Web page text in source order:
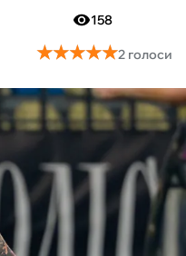
158
★★★★★
★★★★★2 голоси